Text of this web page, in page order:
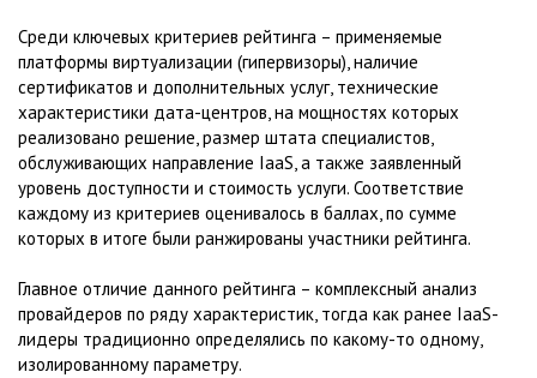
Среди ключевых критериев рейтинга – применяемые
платформы виртуализации (гипервизоры), наличие
сертификатов и дополнительных услуг, технические
характеристики дата-центров, на мощностях которых
реализовано решение, размер штата специалистов,
обслуживающих направление IaaS, а также заявленный
уровень доступности и стоимость услуги. Соответствие
каждому из критериев оценивалось в баллах, по сумме
которых в итоге были ранжированы участники рейтинга.
Главное отличие данного рейтинга – комплексный анализ
провайдеров по ряду характеристик, тогда как ранее IaaS-
лидеры традиционно определялись по какому-то одному,
изолированному параметру.